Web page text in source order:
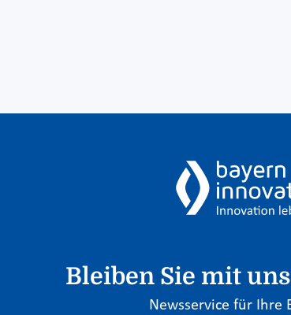
Bleiben Sie mit
Newsservice für Ihre